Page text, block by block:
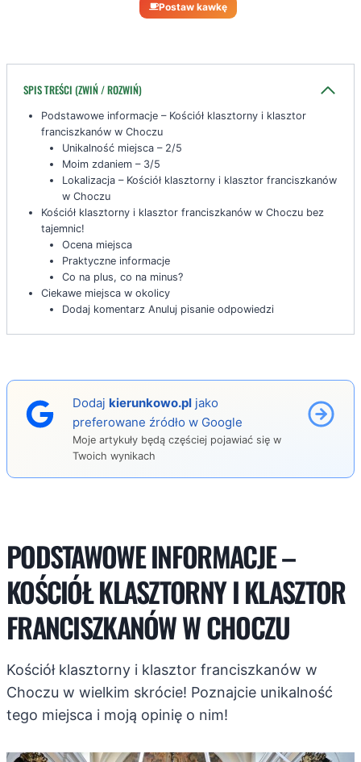
Postaw kawkę
SPIS TREŚCI (ZWIŃ / ROZWIŃ)
Podstawowe informacje – Kościół klasztorny i klasztor
franciszkanów w Choczu
Unikalność miejsca – 2/5
Moim zdaniem – 3/5
Lokalizacja – Kościół klasztorny i klasztor franciszkanów
w Choczu
Kościół klasztorny i klasztor franciszkanów w Choczu bez
tajemnic!
Ocena miejsca
Praktyczne informacje
Co na plus, co na minus?
Ciekawe miejsca w okolicy
Dodaj komentarz Anuluj pisanie odpowiedzi
Dodajkierunkowo.pl jako
preferowane źródło w Google
Moje artykuły będą częściej pojawiać się w
Twoich wynikach
PODSTAWOWE INFORMACJE –
KOŚCIÓŁ KLASZTORNY I KLASZTOR
FRANCISZKANÓW W CHOCZU
Kościół klasztorny i klasztor franciszkanów w
Choczu w wielkim skrócie! Poznajcie unikalność
tego miejsca i moją opinię o nim!